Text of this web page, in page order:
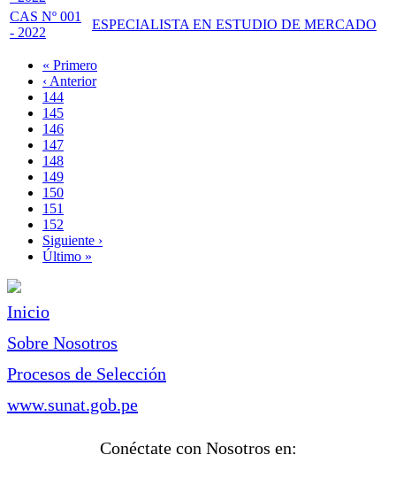
CAS Nº 001
- 2022
ESPECIALISTA EN ESTUDIO DE MERCADO
Paginación
Primera
página
« Primero
Página
anterior
‹ Anterior
Page
144
Page
145
Page
146
Page
147
Página
actual
148
Page
149
Page
150
Page
151
Page
152
Siguiente
página
Siguiente ›
Última
Último »
Inicio
Sobre Nosotros
Procesos de Selección
www.sunat.gob.pe
Conéctate con Nosotros en: